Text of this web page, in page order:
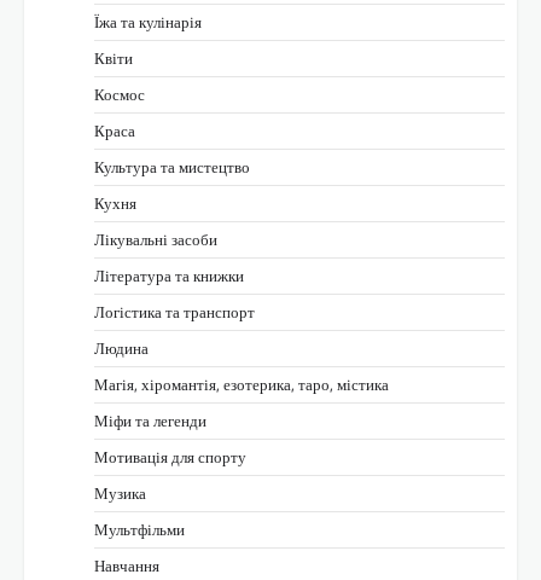
Їжа та кулінарія
Квіти
Космос
Краса
Культура та мистецтво
Кухня
Лікувальні засоби
Література та книжки
Логістика та транспорт
Людина
Магія, хіромантія, езотерика, таро, містика
Міфи та легенди
Мотивація для спорту
Музика
Мультфільми
Навчання